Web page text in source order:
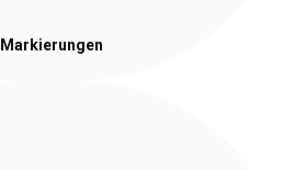
Markierungen